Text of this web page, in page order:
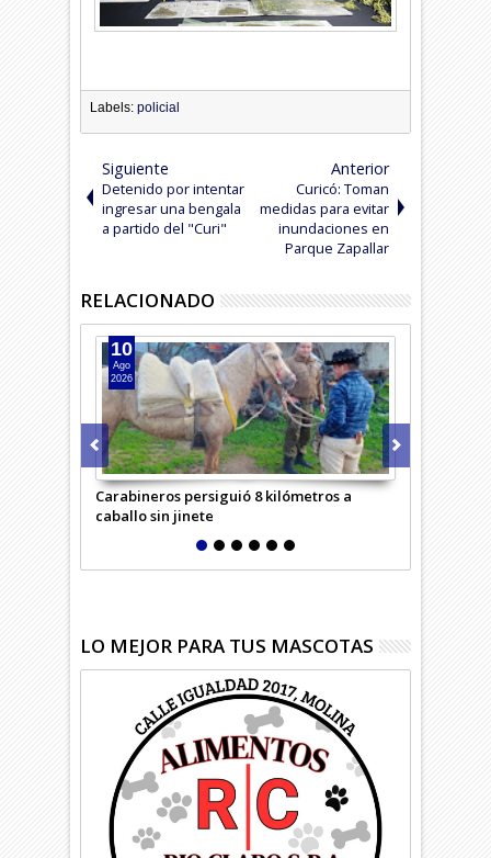
Labels:policial
Siguiente
Detenido por intentar
ingresar una bengala
a partido del "Curi"
Anterior
Curicó: Toman
medidas para evitar
inundaciones en
Parque Zapallar
RELACIONADO
Carabineros persiguió 8 kilómetros a
caballo sin jinete
10
Ago
2026
LO MEJOR PARA TUS MASCOTAS